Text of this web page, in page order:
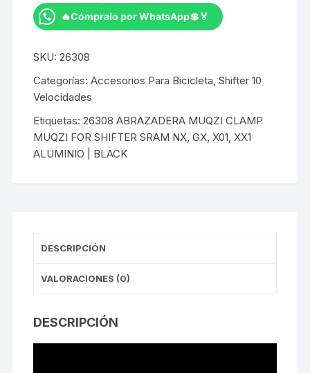
CLAMP
MUQZI
SHIFTER
SRAM
NX,GX,X01,
ALUMINIO
|
BLACK
🔥Cómpralo por WhatsApp💲🏅
SKU:26308
Categorías:Accesorios Para Bicicleta,Shifter 10
Velocidades
Etiquetas:26308 ABRAZADERA MUQZI CLAMP
MUQZI FOR SHIFTER SRAM NX,GX,X01,XX1
ALUMINIO | BLACK
DESCRIPCIÓN
VALORACIONES (0)
DESCRIPCIÓN